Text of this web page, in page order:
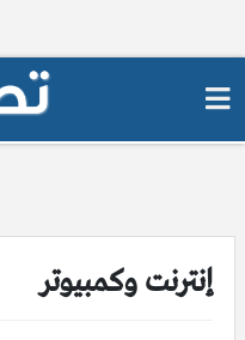
إنترنت وكمبيوتر